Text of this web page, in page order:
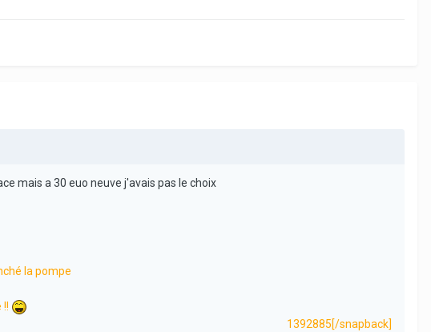
mais a 30 euo neuve j'avais pas le choix
la pompe
1392885[/snapback]